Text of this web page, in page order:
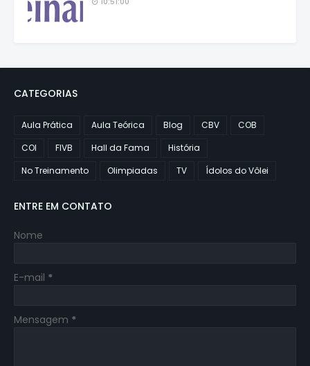
CATEGORIAS
Aula Prática Aula Teórica Blog CBV
COB
COI
FIVB Hall da Fama
História
No Treinamento
Olimpiadas TV Ídolos do Vôlei
ENTRE EM CONTATO
Nome
E-mail *
Mensagem *